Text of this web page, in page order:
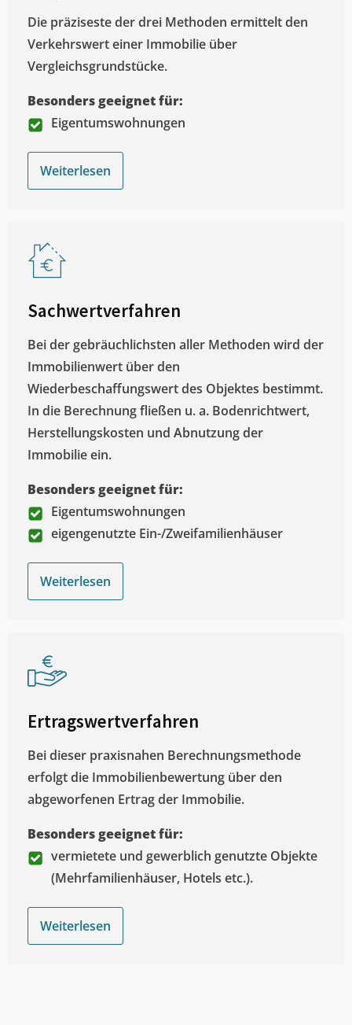
Die präziseste der drei Methoden ermittelt den
Verkehrswert einer Immobilie über
Vergleichsgrundstücke.
Besonders geeignet für:
Eigentumswohnungen
Weiterlesen
Sachwertverfahren
Bei der gebräuchlichsten aller Methoden wird der
Immobilienwert über den
Wiederbeschaffungswert des Objektes bestimmt.
In die Berechnung fließen u. a. Bodenrichtwert,
Herstellungskosten und Abnutzung der
Immobilie ein.
Besonders geeignet für:
Eigentumswohnungen
eigengenutzte Ein-/Zweifamilienhäuser
Weiterlesen
Ertragswertverfahren
Bei dieser praxisnahen Berechnungsmethode
erfolgt die Immobilienbewertung über den
abgeworfenen Ertrag der Immobilie.
Besonders geeignet für:
vermietete und gewerblich genutzte Objekte
(Mehrfamilienhäuser, Hotels etc.).
Weiterlesen